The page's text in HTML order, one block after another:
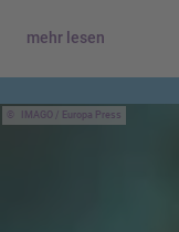
mehr lesen
IMAGO / Europa Press